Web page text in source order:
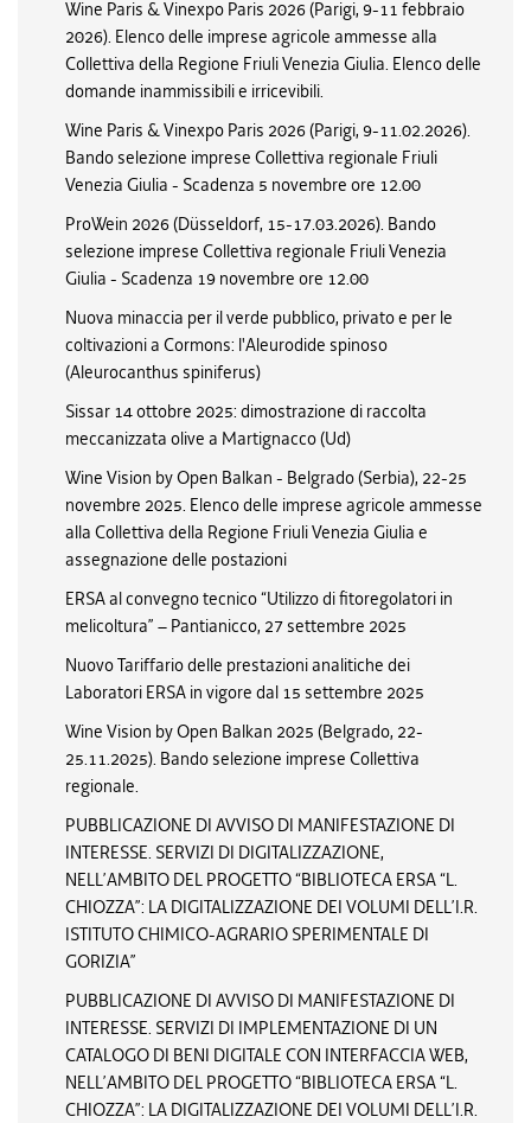
Wine Paris & Vinexpo Paris 2026 (Parigi, 9-11 febbraio
2026). Elenco delle imprese agricole ammesse alla
Collettiva della Regione Friuli Venezia Giulia. Elenco delle
domande inammissibili e irricevibili.
Wine Paris & Vinexpo Paris 2026 (Parigi, 9-11.02.2026).
Bando selezione imprese Collettiva regionale Friuli
Venezia Giulia - Scadenza 5 novembre ore 12.00
ProWein 2026 (Düsseldorf, 15-17.03.2026). Bando
selezione imprese Collettiva regionale Friuli Venezia
Giulia - Scadenza 19 novembre ore 12.00
Nuova minaccia per il verde pubblico, privato e per le
coltivazioni a Cormons: l'Aleurodide spinoso
(Aleurocanthus spiniferus)
Sissar 14 ottobre 2025: dimostrazione di raccolta
meccanizzata olive a Martignacco (Ud)
Wine Vision by Open Balkan - Belgrado (Serbia), 22-25
novembre 2025. Elenco delle imprese agricole ammesse
alla Collettiva della Regione Friuli Venezia Giulia e
assegnazione delle postazioni
ERSA al convegno tecnico “Utilizzo di fitoregolatori in
melicoltura” – Pantianicco, 27 settembre 2025
Nuovo Tariffario delle prestazioni analitiche dei
Laboratori ERSA in vigore dal 15 settembre 2025
Wine Vision by Open Balkan 2025 (Belgrado, 22-
25.11.2025). Bando selezione imprese Collettiva
regionale.
PUBBLICAZIONE DI AVVISO DI MANIFESTAZIONE DI
INTERESSE. SERVIZI DI DIGITALIZZAZIONE,
NELL’AMBITO DEL PROGETTO “BIBLIOTECA ERSA “L.
CHIOZZA”: LA DIGITALIZZAZIONE DEI VOLUMI DELL’I.R.
ISTITUTO CHIMICO-AGRARIO SPERIMENTALE DI
GORIZIA”
PUBBLICAZIONE DI AVVISO DI MANIFESTAZIONE DI
INTERESSE. SERVIZI DI IMPLEMENTAZIONE DI UN
CATALOGO DI BENI DIGITALE CON INTERFACCIA WEB,
NELL’AMBITO DEL PROGETTO “BIBLIOTECA ERSA “L.
CHIOZZA”: LA DIGITALIZZAZIONE DEI VOLUMI DELL’I.R.